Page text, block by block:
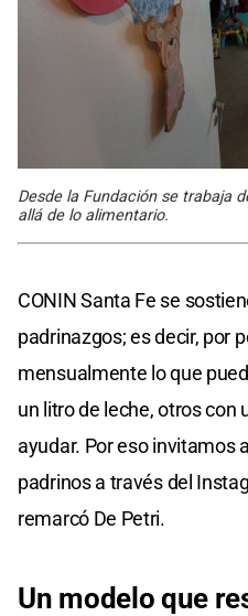
Desde la Fundación se trabaja
allá de lo alimentario.
CONIN Santa Fe se
padrinazgos; es decir, por
mensualmente lo que
un litro de leche, otros con
ayudar. Por eso invitamos
padrinos a través del
remarcó De Petri.
Un modelo que